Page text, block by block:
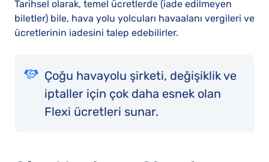
Tarihsel olarak, temel ücretlerde (iade edilmeyen
biletler) bile, hava yolu yolcuları havaalanı vergileri ve
ücretlerinin iadesini talep edebilirler.
Çoğu havayolu şirketi, değişiklik ve
iptaller için çok daha esnek olan
Flexi ücretleri sunar.